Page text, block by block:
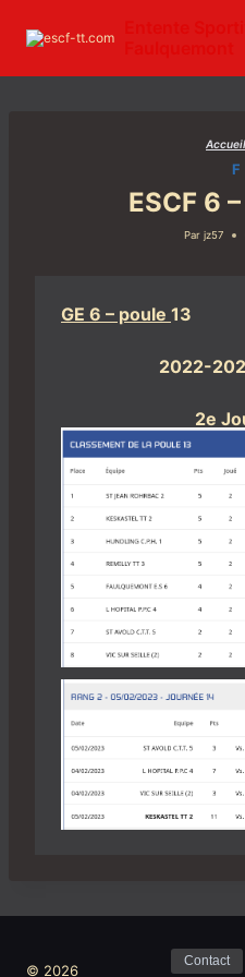
contenu
Accueil
F
ESCF 6
Par jz57
GE 6 – poule 13
2022-
2e
© 2026
Contact